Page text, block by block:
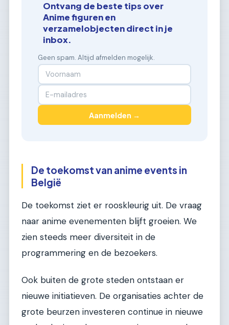
Ontvang de beste tips over
Anime figuren en
verzamelobjecten direct in je
inbox.
Geen spam. Altijd afmelden mogelijk.
Aanmelden →
De toekomst van anime events in
België
De toekomst ziet er rooskleurig uit. De vraag
naar anime evenementen blijft groeien. We
zien steeds meer diversiteit in de
programmering en de bezoekers.
Ook buiten de grote steden ontstaan er
nieuwe initiatieven. De organisaties achter de
grote beurzen investeren continue in nieuwe